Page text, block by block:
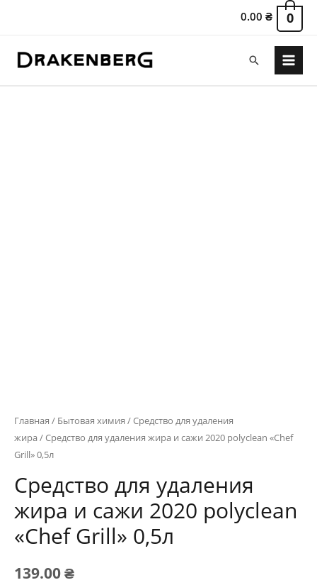
0.00₴ 0
Поиск
Main
Главная / Бытовая химия /Средство для удаления
жира/ Средство для удаления жира и сажи 2020 polyclean «Chef
Grill» 0,5л
Средство для удаления
жира и сажи 2020 polyclean
«Chef Grill» 0,5л
139.00₴